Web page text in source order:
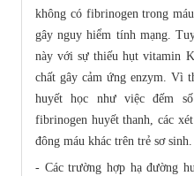
không có fibrinogen trong
gây nguy hiểm tính mạng.
này với sự thiếu hụt vitamin
chất gây cảm ứng enzym. Vì
huyết học như việc đếm
fibrinogen huyết thanh, các
đông máu khác trên trẻ sơ sinh.
- Các trường hợp hạ đường